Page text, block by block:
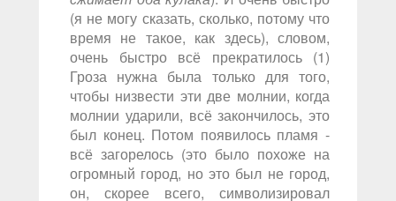
(я не могу сказать, сколько, потому что
время не такое, как здесь), словом,
очень быстро всё прекратилось (1)
Гроза нужна была только для того,
чтобы низвести эти две молнии, когда
молнии ударили, всё закончилось, это
был конец. Потом появилось пламя -
всё загорелось (это было похоже на
огромный город, но это был не город,
он, скорее всего, символизировал